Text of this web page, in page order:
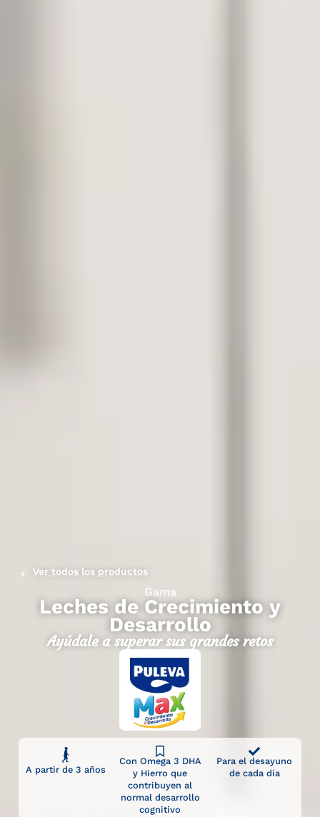
Ver todos los productos
Gama
Leches de Crecimiento y
Desarrollo
Ayúdale a superar sus grandes retos
A partir de 3 años
Con Omega 3 DHA
y Hierro que
contribuyen al
normal desarrollo
cognitivo
Para el desayuno
de cada día